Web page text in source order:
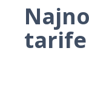
tarife